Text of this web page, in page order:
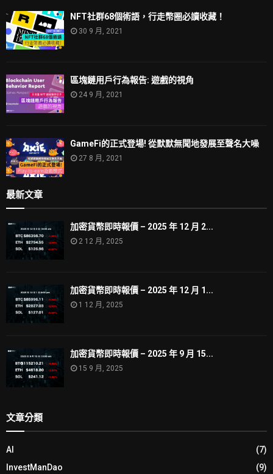
NFT社群68個術語，行走幣圈必讀收藏！
30 9 月, 2021
區塊鏈用戶行為報告: 遊戲的視角
24 9 月, 2021
GameFi的正式登場! 從默默無聞地發展至聲名大噪
27 8 月, 2021
最新文章
加密貨幣即時報價 – 2025 年 12 月 2...
2 12 月, 2025
加密貨幣即時報價 – 2025 年 12 月 1...
1 12 月, 2025
加密貨幣即時報價 – 2025 年 9 月 15...
15 9 月, 2025
文章分類
AI
(7)
InvestManDao
(9)